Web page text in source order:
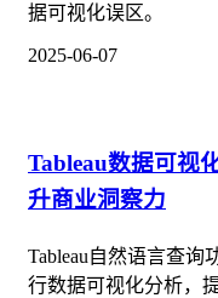
据可视化误区。
2025-06-07
Tableau数据可视
升商业洞察力
Tableau自然语言查
行数据可视化分析，